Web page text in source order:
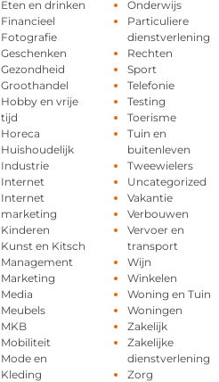
Eten en drinken
Financieel
Fotografie
Geschenken
Gezondheid
Groothandel
Hobby en vrije
tijd
Horeca
Huishoudelijk
Industrie
Internet
Internet
marketing
Kinderen
Kunst en Kitsch
Management
Marketing
Media
Meubels
MKB
Mobiliteit
Mode en
Kleding
Onderwijs
Particuliere
dienstverlening
Rechten
Sport
Telefonie
Testing
Toerisme
Tuin en
buitenleven
Tweewielers
Uncategorized
Vakantie
Verbouwen
Vervoer en
transport
Wijn
Winkelen
Woning en Tuin
Woningen
Zakelijk
Zakelijke
dienstverlening
Zorg